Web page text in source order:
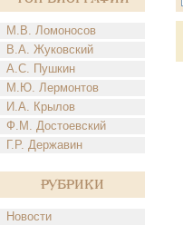
М.В. Ломоносов
В.А. Жуковский
А.С. Пушкин
М.Ю. Лермонтов
И.А. Крылов
Ф.М. Достоевский
Г.Р. Державин
Рубрики
Новости